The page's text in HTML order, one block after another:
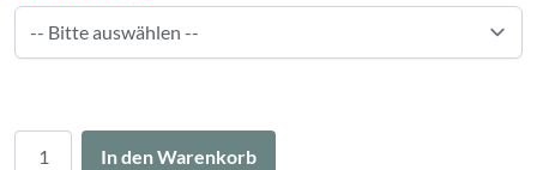
In den Warenkorb